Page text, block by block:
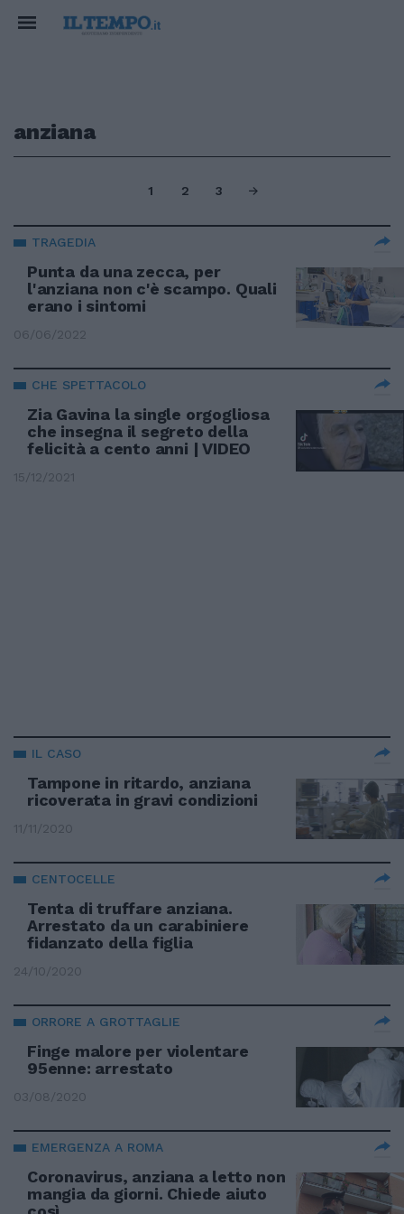
anziana
1 2 3
TRAGEDIA
Punta da una zecca, per
l'anziana non c'è scampo. Quali
erano i sintomi
06/06/2022
CHE SPETTACOLO
Zia Gavina la single orgogliosa
che insegna il segreto della
felicità a cento anni | VIDEO
15/12/2021
IL CASO
Tampone in ritardo, anziana
ricoverata in gravi condizioni
11/11/2020
CENTOCELLE
Tenta di truffare anziana.
Arrestato da un carabiniere
fidanzato della figlia
24/10/2020
ORRORE A GROTTAGLIE
Finge malore per violentare
95enne: arrestato
03/08/2020
EMERGENZA A ROMA
Coronavirus, anziana a letto non
mangia da giorni. Chiede aiuto